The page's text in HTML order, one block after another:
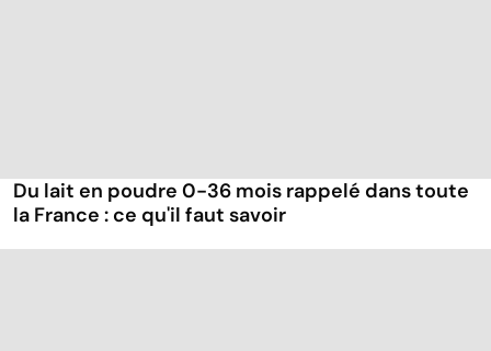
Du lait en poudre 0-36 mois rappelé dans toute
la France : ce qu'il faut savoir